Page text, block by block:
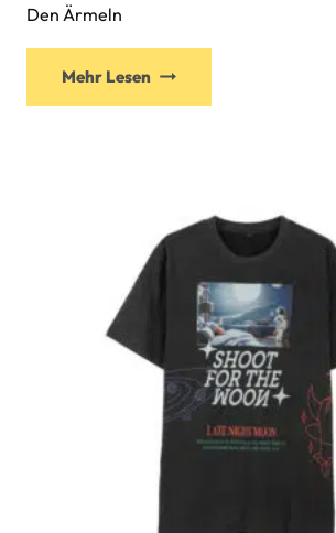
Den Ärmeln
Mehr Lesen